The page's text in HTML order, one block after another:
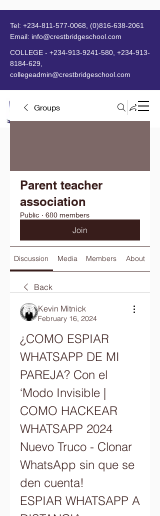
MENU
Tel: +234-811-577-0068
(0)816-638-2061
Email: info@crestbridgeschool.com
COLLEGE - +234-913-9241-580 +234-913-
8184-629
collegeadmin@crestbridgeschool.com
Groups
Parent teacher
association
Public · 680 members
Join
Discussion Media Members About
Back
Kevin Mitnick
February 16, 2024
¿COMO ESPIAR
WHATSAPP DE MI
PAREJA? Con el
‘Modo Invisible |
COMO HACKEAR
WHATSAPP 2024
Nuevo Truco - Clonar
WhatsApp sin que se
den cuenta!
ESPIAR WHATSAPP A